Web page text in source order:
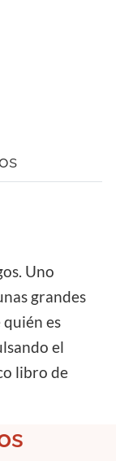
Uno
grandes
quién es
el
libro de